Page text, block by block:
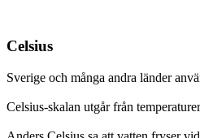
Celsius
Sverige och många andra länder
Celsius-skalan utgår från